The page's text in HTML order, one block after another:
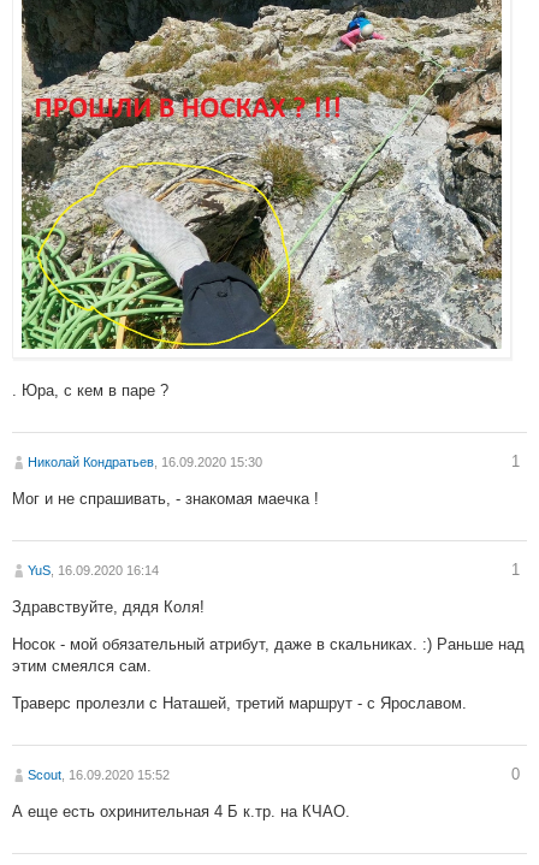
. Юра, с кем в паре ?
Николай Кондратьев , 16.09.2020 15:30 1
Мог и не спрашивать, - знакомая маечка !
YuS , 16.09.2020 16:14 1
Здравствуйте, дядя Коля!
Носок - мой обязательный атрибут, даже в скальниках. :) Раньше над
этим смеялся сам.
Траверс пролезли с Наташей, третий маршрут - с Ярославом.
Scout , 16.09.2020 15:52 0
А еще есть охринительная 4 Б к.тр. на КЧАО.